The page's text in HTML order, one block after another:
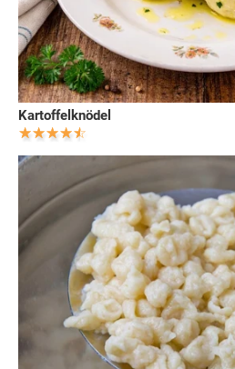
Kartoffelknödel